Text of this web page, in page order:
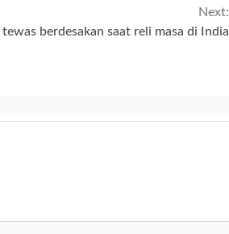
Next:
berdesakan saat reli masa di India